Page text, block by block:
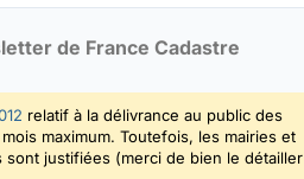
de France Cadastre
relatif à la délivrance au public des
maximum. Toutefois, les mairies et
justifiées (merci de bien le détailler